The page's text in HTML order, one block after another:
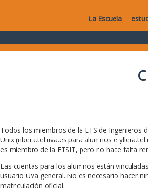
La Escuela
Todos los miembros de la ETS de Ingenieros
Unix (ribera.tel.uva.es para alumnos e
es miembro de la ETSIT, pero no hace falta
Las cuentas para los alumnos están
usuario UVa general. No es necesario hacer
matriculación oficial.